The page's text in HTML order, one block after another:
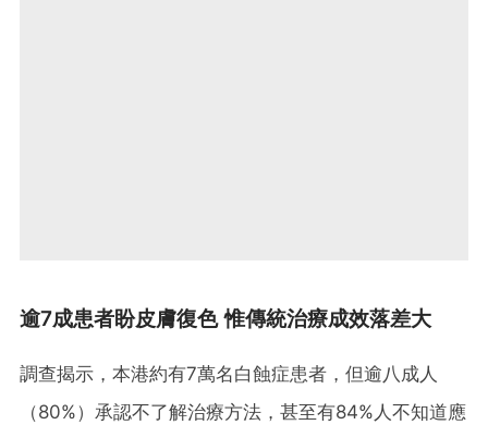
逾7成患者盼皮膚復色 惟傳統治療成效落差大
調查揭示，本港約有7萬名白蝕症患者，但逾八成人
（80%）承認不了解治療方法，甚至有84%人不知道應